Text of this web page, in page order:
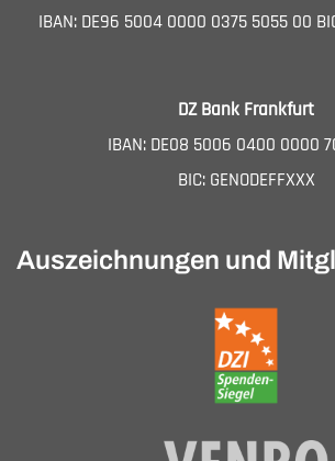
IBAN: DE96 5004 0000 0375 5055 00
DZ Bank Frankfurt
IBAN: DE08 5006 0400 0000
BIC: GENODEFFXXX
Auszeichnungen und